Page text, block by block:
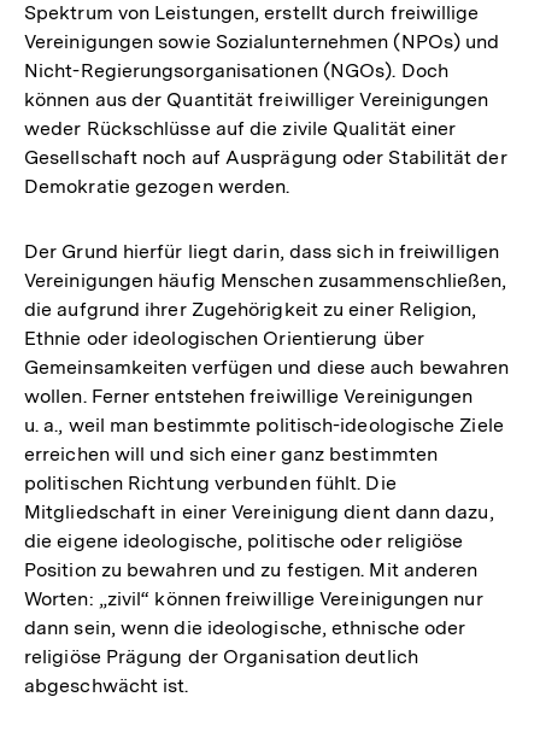
Spektrum von Leistungen, erstellt durch freiwillige
Vereinigungen sowie Sozialunternehmen (NPOs) und
Nicht-Regierungsorganisationen (NGOs). Doch
können aus der Quantität freiwilliger Vereinigungen
weder Rückschlüsse auf die zivile Qualität einer
Gesellschaft noch auf Ausprägung oder Stabilität der
Demokratie gezogen werden.
Der Grund hierfür liegt darin, dass sich in freiwilligen
Vereinigungen häufig Menschen zusammenschließen,
die aufgrund ihrer Zugehörigkeit zu einer Religion,
Ethnie oder ideologischen Orientierung über
Gemeinsamkeiten verfügen und diese auch bewahren
wollen. Ferner entstehen freiwillige Vereinigungen
u. a., weil man bestimmte politisch-ideologische Ziele
erreichen will und sich einer ganz bestimmten
politischen Richtung verbunden fühlt. Die
Mitgliedschaft in einer Vereinigung dient dann dazu,
die eigene ideologische, politische oder religiöse
Position zu bewahren und zu festigen. Mit anderen
Worten: „zivil“ können freiwillige Vereinigungen nur
dann sein, wenn die ideologische, ethnische oder
religiöse Prägung der Organisation deutlich
abgeschwächt ist.